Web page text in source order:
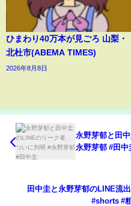
ひまわり40万本が見ごろ 山梨・
北杜市(ABEMA TIMES)
2026年8月8日
永野芽郁と田
永野芽郁 #田中
田中圭と永野芽郁のLINE流
#shorts #